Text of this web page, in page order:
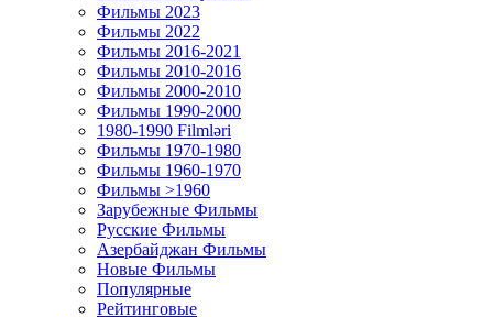
Фильмы 2023
Фильмы 2022
Фильмы 2016-2021
Фильмы 2010-2016
Фильмы 2000-2010
Фильмы 1990-2000
1980-1990 Filmləri
Фильмы 1970-1980
Фильмы 1960-1970
Фильмы >1960
Зарубежные Фильмы
Русские Фильмы
Азербайджан Фильмы
Новые Фильмы
Популярные
Рейтинговые